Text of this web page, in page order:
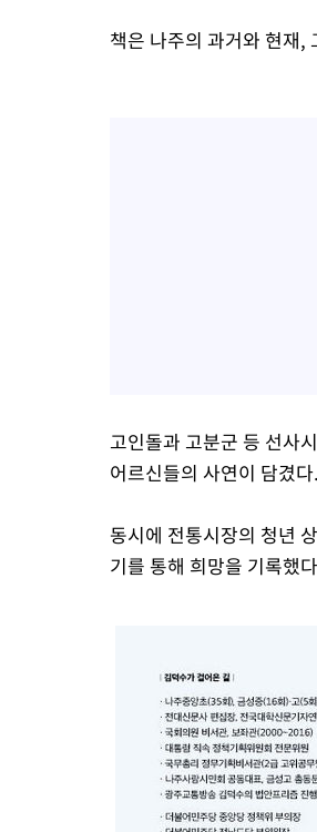
책은 나주의 과거와 현재,
고인돌과 고분군 등 선사
어르신들의 사연이 담겼다.
동시에 전통시장의 청년
기를 통해 희망을 기록했